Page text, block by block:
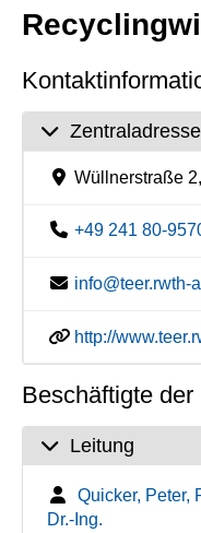
Zentraladresse
Wüllnerstraße
+49 241 80-
info@teer.rwth-
http://
Beschäftigte der
Leitung
Quicker, Peter,
Dr.-Ing.